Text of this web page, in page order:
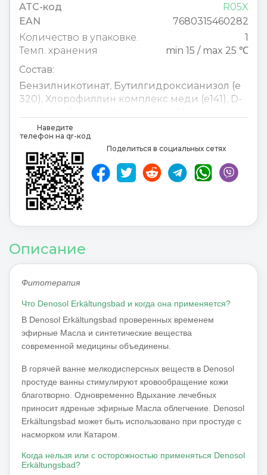
ATC-код
R05X
EAN
7680315460282
Количество в упаковке.
1
Темп. хранения
min 15 / max 25 ℃
Состав:
Бензилникотинат, Бутилгидроксианизол (е
320) Хлорофиллин комплекс меди (e141) D-
перечной,
розмарина,Скипидарное масло
Медицинский
Benzyl nicotinat, Butylhydroxyanisol (E320),
Chlorophyllin-Kupfer-Komplex (E141)
Campher,Eucalyptusöl
Наведите
телефон на qr-код
Поделиться в социальных сетях
Описание
Фитотерапия
Что Denosol Erkältungsbad и когда она применяется?
В Denosol Erkältungsbad проверенных временем
эфирные Масла и синтетические вещества
современной медицины объединены.
В горячей ванне мелкодисперсных веществ в Denosol
простуде ванны стимулируют кровообращение кожи
благотворно. Одновременно Вдыхание лечебных
приносит ядреные эфирные Масла облегчение. Denosol
Erkältungsbad может быть использовано при простуде с
насморком или Катаром.
Когда нельзя или с осторожностью применяться Denosol
Erkältungsbad?